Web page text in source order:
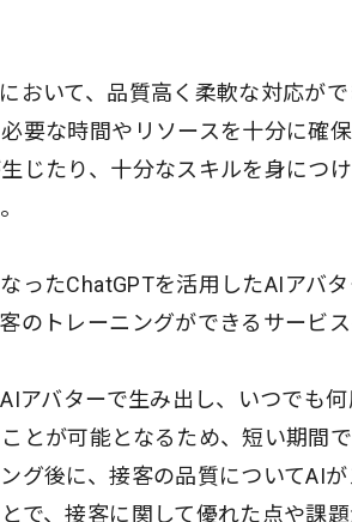
おいて、品質高く柔軟な対応が
要な時間やリソースを十分に確
じたり、十分なスキルを身につ
ったChatGPTを活用したAIアバ
のトレーニングができるサービス
アバターで生み出し、いつでも
とが可能となるため、短い期間
グ後に、接客の品質についてAI
で、接客に関して優れた点や課